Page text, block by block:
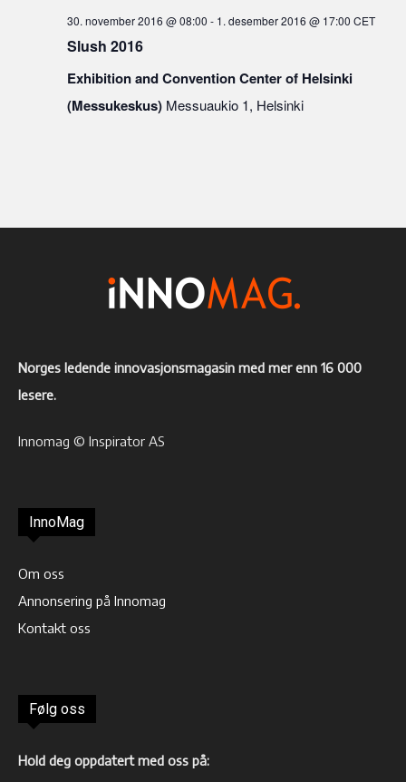
30. november 2016 @ 08:00 - 1. desember 2016 @ 17:00 CET
Slush 2016
Exhibition and Convention Center of Helsinki
(Messukeskus) Messuaukio 1, Helsinki
Norges ledende innovasjonsmagasin med mer enn 16 000
lesere.
Innomag © Inspirator AS
InnoMag
Om oss
Annonsering på Innomag
Kontakt oss
Følg oss
Hold deg oppdatert med oss på: